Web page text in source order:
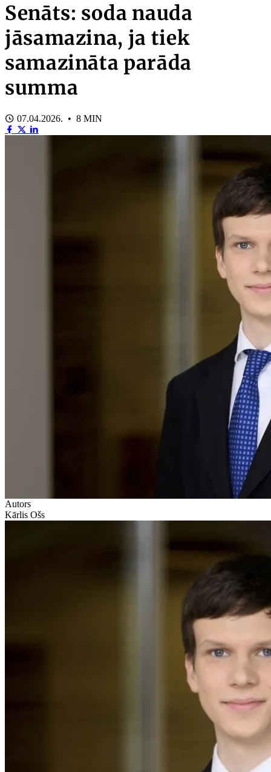
Senāts: soda nauda
jāsamazina, ja tiek
samazināta parāda
summa
07.04.2026. • 8 MIN
Autors
Kārlis Ošs